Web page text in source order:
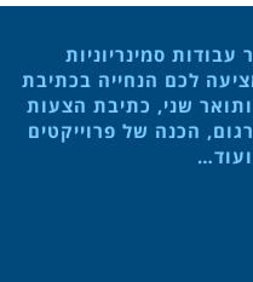
סמינריוניות
לכם הנחייה בכתיבת
ותואר שני, כתיבת הצעות
הכנה של פרוייקטים